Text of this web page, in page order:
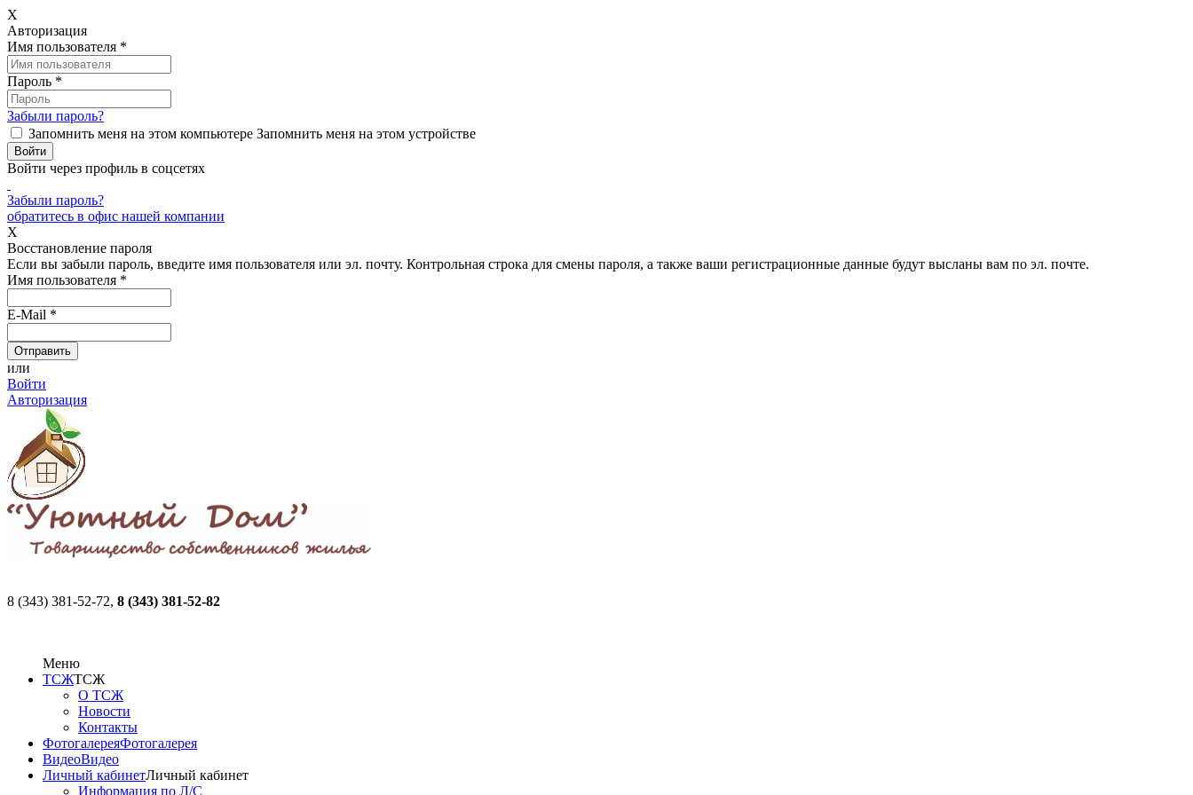
X
Авторизация
Имя пользователя *
Пароль *
Забыли пароль?
Запомнить меня на этом компьютере Запомнить меня на этом устройстве
Войти через профиль в соцсетях
Забыли пароль?
обратитесь в офис нашей компании
X
Восстановление пароля
Если вы забыли пароль, введите имя пользователя или эл. почту. Контрольная строка для смены пароля, а также ваши регистрационные данные будут высланы вам по эл. почте.
Имя пользователя *
E-Mail *
или
Войти
Авторизация
8 (343) 381-52-72, 8 (343) 381-52-82
Меню
ТСЖТСЖ
О ТСЖ
Новости
Контакты
ФотогалереяФотогалерея
ВидеоВидео
Личный кабинетЛичный кабинет
Информация по Л/С